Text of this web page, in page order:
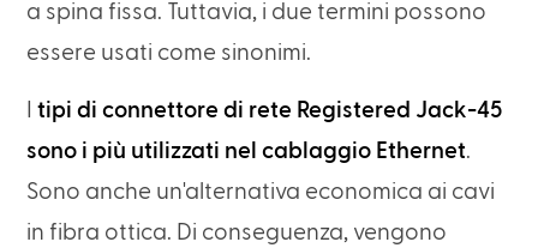
a spina fissa. Tuttavia, i due termini possono
essere usati come sinonimi.
Itipi di connettore di rete Registered Jack-45
sono i più utilizzati nel cablaggio Ethernet.
Sono anche un'alternativa economica ai cavi
in fibra ottica. Di conseguenza, vengono